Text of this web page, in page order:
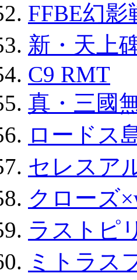
FFBE幻影
新・天上
C9 RMT
真・三國
ロードス
セレスア
クローズ
ラストピ
ミトラス